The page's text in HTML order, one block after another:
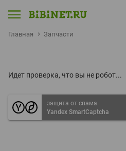
Главная Запчасти
Идет проверка, что вы не робот...
защита от спама
Yandex SmartCaptcha